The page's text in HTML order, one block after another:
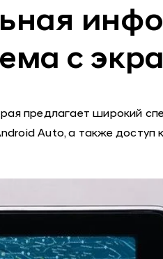
с
предлагает широкий
Auto, а также